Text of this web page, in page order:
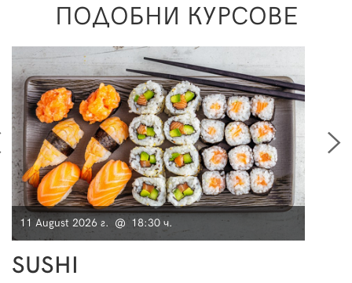
ПОДОБНИ КУРСОВЕ
11 August 2026 г. @ 18:30 ч.
SUSHI